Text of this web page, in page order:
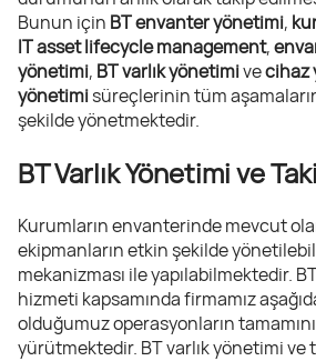
Bunun için BT envanter yönetimi,
IT asset lifecycle management,
yönetimi, BT varlık yönetimivecihaz
yönetimisüreçlerinin tüm
şekilde yönetmektedir.
BT Varlık Yönetimi ve
Kurumların envanterinde mevcut
ekipmanların etkin şekilde
mekanizması ile yapılabilmektedir.
hizmeti kapsamında firmamız
olduğumuz operasyonların
yürütmektedir. BT varlık yönetimi ve